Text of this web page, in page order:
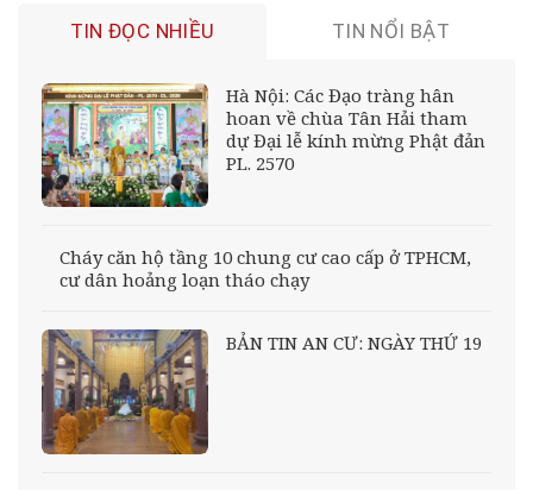
TIN ĐỌC NHIỀU TIN NỔI BẬT
Hà Nội: Các Đạo tràng hân
hoan về chùa Tân Hải tham
dự Đại lễ kính mừng Phật đản
PL. 2570
Cháy căn hộ tầng 10 chung cư cao cấp ở TPHCM,
cư dân hoảng loạn tháo chạy
BẢN TIN AN CƯ: NGÀY THỨ 19